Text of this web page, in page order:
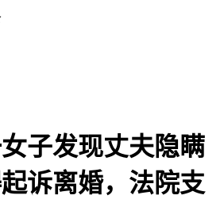
子发现丈夫隐瞒
诉离婚，法院支